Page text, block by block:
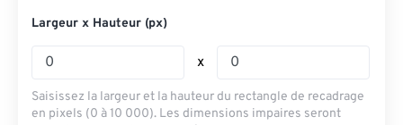
Largeur x Hauteur (px)
x
Saisissez la largeur et la hauteur du rectangle de recadrage
en pixels (0 à 10 000). Les dimensions impaires seront